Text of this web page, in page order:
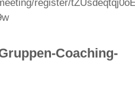
register/
Coaching-